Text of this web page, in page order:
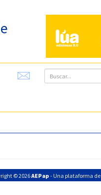
© 2026AEPap - Una plataforma de